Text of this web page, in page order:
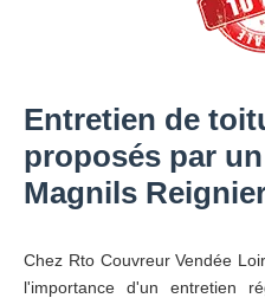
Entretien de
proposés par
Magnils
Chez Rto Couvreur Vendée
l'importance d'un entretien